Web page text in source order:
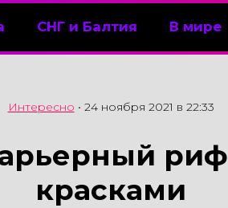
СНГ и Балтия В мире
Интересно • 24 ноября 2021 в 22:33
риф
красками